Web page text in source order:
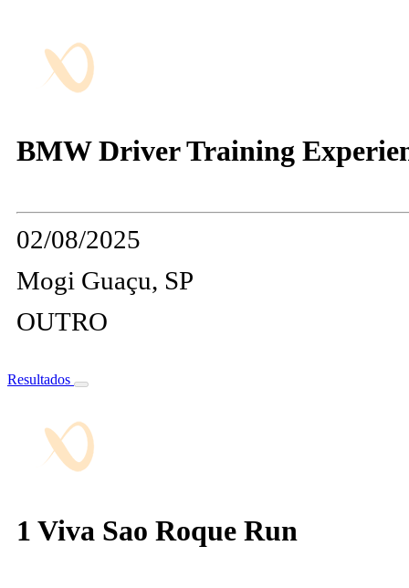
BMW Driver Training
02/08/2025
Mogi Guaçu, SP
OUTRO
Resultados
1 Viva Sao Roque Run